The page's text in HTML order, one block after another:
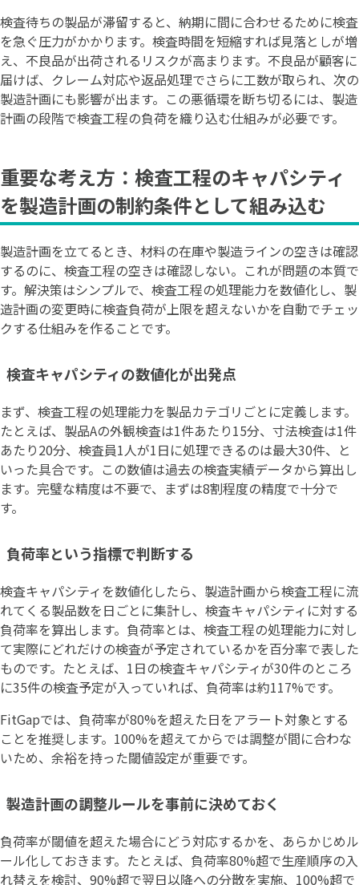
検査待ちの製品が滞留すると、納期に間に合わせるために検査
を急ぐ圧力がかかります。検査時間を短縮すれば見落としが増
え、不良品が出荷されるリスクが高まります。不良品が顧客に
届けば、クレーム対応や返品処理でさらに工数が取られ、次の
製造計画にも影響が出ます。この悪循環を断ち切るには、製造
計画の段階で検査工程の負荷を織り込む仕組みが必要です。
重要な考え方：検査工程のキャパシティ
を製造計画の制約条件として組み込む
製造計画を立てるとき、材料の在庫や製造ラインの空きは確認
するのに、検査工程の空きは確認しない。これが問題の本質で
す。解決策はシンプルで、検査工程の処理能力を数値化し、製
造計画の変更時に検査負荷が上限を超えないかを自動でチェッ
クする仕組みを作ることです。
検査キャパシティの数値化が出発点
まず、検査工程の処理能力を製品カテゴリごとに定義します。
たとえば、製品Aの外観検査は1件あたり15分、寸法検査は1件
あたり20分、検査員1人が1日に処理できるのは最大30件、と
いった具合です。この数値は過去の検査実績データから算出し
ます。完璧な精度は不要で、まずは8割程度の精度で十分で
す。
負荷率という指標で判断する
検査キャパシティを数値化したら、製造計画から検査工程に流
れてくる製品数を日ごとに集計し、検査キャパシティに対する
負荷率を算出します。負荷率とは、検査工程の処理能力に対し
て実際にどれだけの検査が予定されているかを百分率で表した
ものです。たとえば、1日の検査キャパシティが30件のところ
に35件の検査予定が入っていれば、負荷率は約117%です。
FitGapでは、負荷率が80%を超えた日をアラート対象とする
ことを推奨します。100%を超えてからでは調整が間に合わな
いため、余裕を持った閾値設定が重要です。
製造計画の調整ルールを事前に決めておく
負荷率が閾値を超えた場合にどう対応するかを、あらかじめル
ール化しておきます。たとえば、負荷率80%超で生産順序の入
れ替えを検討、90%超で翌日以降への分散を実施、100%超で